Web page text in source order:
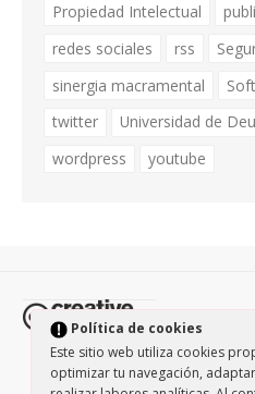
Política de cookies
Este sitio web utiliza cookies
optimizar tu navegación,
Propiedad Intelectual
redes sociales
rss
sinergia macramental
twitter
Universidad de
wordpress
youtube
Todos los
protegidos por la licencia
NonCommercial-ShareAlike 3.0.